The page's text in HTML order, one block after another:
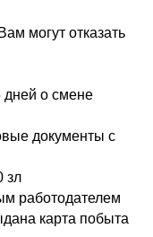
могут отказать
дней о смене
документы с
зл
работодателем
карта побыта